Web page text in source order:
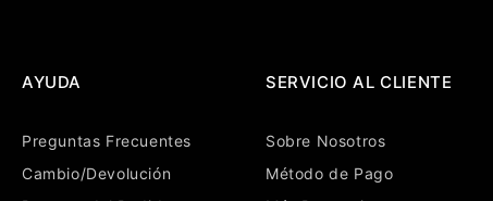
AYUDA
Preguntas Frecuentes
Cambio/Devolución
SERVICIO AL CLIENTE
Sobre Nosotros
Método de Pago